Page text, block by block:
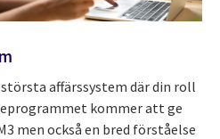
affärssystem där din roll
kommer att ge
men också en bred förståelse